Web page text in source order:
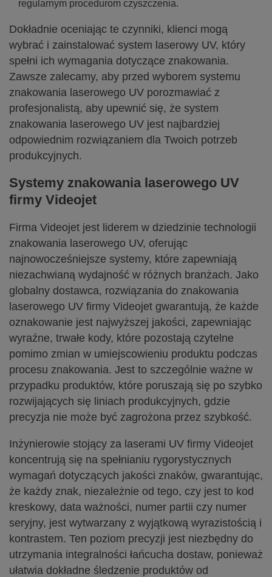
regularnym procedurom czyszczenia.
Dokładnie oceniając te czynniki, klienci mogą
wybrać i zainstalować system laserowy UV, który
spełni ich wymagania dotyczące znakowania.
Zawsze zalecamy, aby przed wyborem systemu
znakowania laserowego UV porozmawiać z
profesjonalistą, aby upewnić się, że system
znakowania laserowego UV jest najbardziej
odpowiednim rozwiązaniem dla Twoich potrzeb
produkcyjnych.
Systemy znakowania laserowego UV
firmy Videojet
Firma Videojet jest liderem w dziedzinie technologii
znakowania laserowego UV, oferując
najnowocześniejsze systemy, które zapewniają
niezachwianą wydajność w różnych branżach. Jako
globalny dostawca, rozwiązania do znakowania
laserowego UV firmy Videojet gwarantują, że każde
oznakowanie jest najwyższej jakości, zapewniając
wyraźne, trwałe kody, które pozostają czytelne
pomimo zmian w umiejscowieniu produktu podczas
procesu znakowania. Jest to szczególnie ważne w
przypadku produktów, które poruszają się po szybko
rozwijających się liniach produkcyjnych, gdzie
precyzja nie może być zagrożona przez szybkość.
Inżynierowie stojący za laserami UV firmy Videojet
koncentrują się na spełnianiu rygorystycznych
wymagań dotyczących jakości znaków, gwarantując,
że każdy znak, niezależnie od tego, czy jest to kod
kreskowy, data ważności, numer partii czy numer
seryjny, jest wytwarzany z wyjątkową wyrazistością i
kontrastem. Ten poziom precyzji jest niezbędny do
utrzymania integralności łańcucha dostaw, ponieważ
ułatwia dokładne śledzenie produktów od